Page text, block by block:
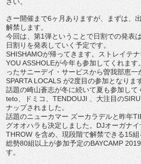
さー開催まで6ヶ月ありますが、まずは、
解禁します。
今回は、第1弾ということで日割での発表
日割りを発表していく予定です。
SHISHAMOが帰ってきます。ストレイテ
YOU ASSHOLEが今年も参加してくれま
ったサニーデイ・サービスから曽我部恵一
SPARTA LOCALS が2度目の参加となりま
話題の崎山蒼志が冬に続いて夏も参加し
teto、ドミコ、TENDOUJI 、大注目の
ナップされました。
話題のニューカマー ズーカラデルと昨年
グオオハラも決定しました。DJオーガナ
THROW を含め、現段階で解禁できる15組
総勢80組以上が参加予定のBAYCAMP
す。